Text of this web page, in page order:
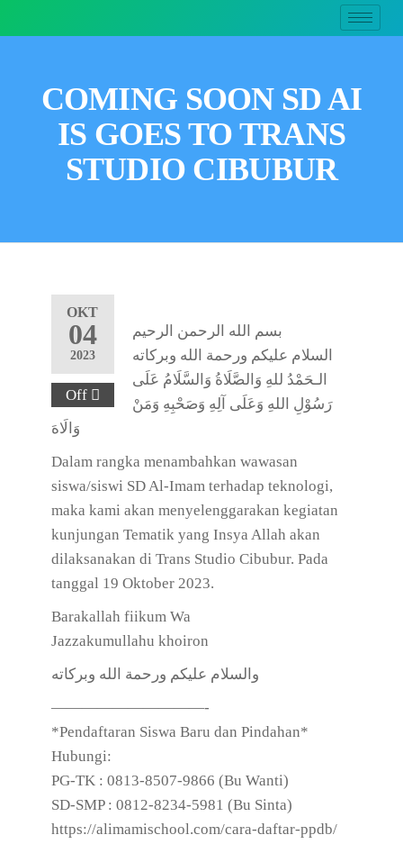
COMING SOON SD AI
IS GOES TO TRANS
STUDIO CIBUBUR
OKT
04
2023
Off
بسم الله الرحمن الرحيم
السلام عليكم ورحمة الله وبركاته
الـحَمْدُ للهِ وَالصَّلَاةُ وَالسَّلَامُ عَلَى
رَسُوْلِ اللهِ وَعَلَى آلِهِ وَصَحْبِهِ وَمَنْ
وَالَاهَ
Dalam rangka menambahkan wawasan
siswa/siswi SD Al-Imam terhadap teknologi,
maka kami akan menyelenggarakan kegiatan
kunjungan Tematik yang Insya Allah akan
dilaksanakan di Trans Studio Cibubur. Pada
tanggal 19 Oktober 2023.
Barakallah fiikum Wa
Jazzakumullahu khoiron
والسلام عليكم ورحمة الله وبركاته
——————————-
*Pendaftaran Siswa Baru dan Pindahan*
Hubungi:
PG-TK : 0813-8507-9866 (Bu Wanti)
SD-SMP : 0812-8234-5981 (Bu Sinta)
https://alimamischool.com/cara-daftar-ppdb/